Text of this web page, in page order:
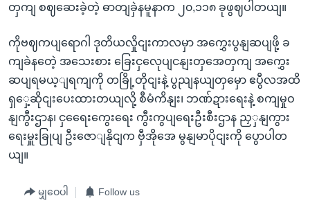
တှကျ စဈဆေးခဲ့တဲ့ ဓာတျခှဲနမူနာက ၂၀,၁၁၈ ခုဖွဈပါတယျ။
ကိုဗဈကပျရောဂါ ဒုတိယလှိုငျးကာလမှာ အကွှေးပွနျဆပျဖို့ ခ
ကျခဲနတေဲ့ အသေးစား ခြေးငှလေုပျငနျးတှအေတှကျ အကွှေး
ဆပျရမယ့ျရကျကို တခြို့တိုငျးနဲ့ ပွညျနယျတှမှော ဧပွီလအထိ
ရှှေ့ဆိုငျးပေးထားတယျလို့ စီမံကိနျး၊ ဘဏ်ဍားရေးနဲ့ စကျမှုဝ
နျကွီးဌာန၊ ငှရေေးကွေးရေး ကွီးကွပျရေးဦးစီးဌာန ညှှနျကွား
ရေးမှူးခြုပျ ဦးဇောျနိုငျက ဗှီအိုအေ မွနျမာပိုငျးကို ပွောပါတ
ယျ။
မျှဝေပါ Follow us